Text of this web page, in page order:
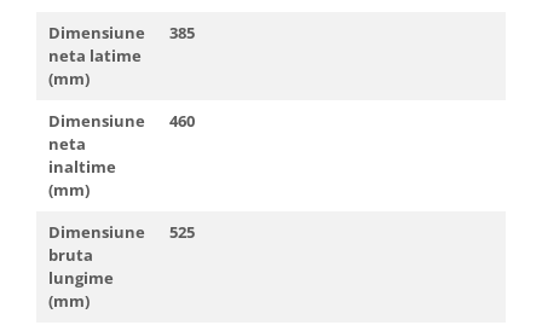
Dimensiune
neta latime
(mm)
385
Dimensiune
neta
inaltime
(mm)
460
Dimensiune
bruta
lungime
(mm)
525